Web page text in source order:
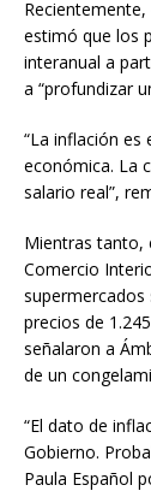
estimó que los
interanual a
a “profundizar
“La inflación
económica. La
salario real”,
Mientras tanto,
Comercio
precios de
señalaron a
de un
“El dato de
Gobierno.
Paula Español